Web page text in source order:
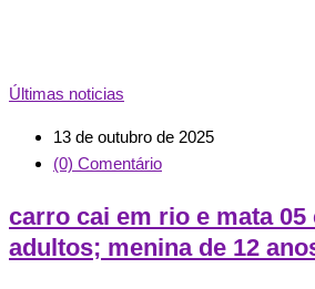
Últimas noticias
13 de outubro de 2025
(0) Comentário
carro cai em rio e mata 05
adultos; menina de 12